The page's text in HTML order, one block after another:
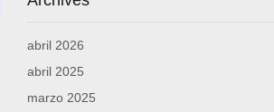
abril 2026
abril 2025
marzo 2025